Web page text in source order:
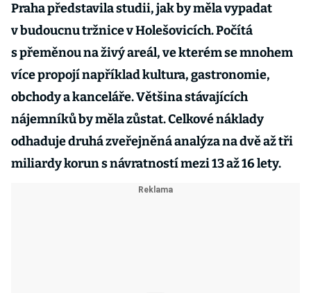
Praha představila studii, jak by měla vypadat
v budoucnu tržnice v Holešovicích. Počítá
s přeměnou na živý areál, ve kterém se mnohem
více propojí například kultura, gastronomie,
obchody a kanceláře. Většina stávajících
nájemníků by měla zůstat. Celkové náklady
odhaduje druhá zveřejněná analýza na dvě až tři
miliardy korun s návratností mezi 13 až 16 lety.